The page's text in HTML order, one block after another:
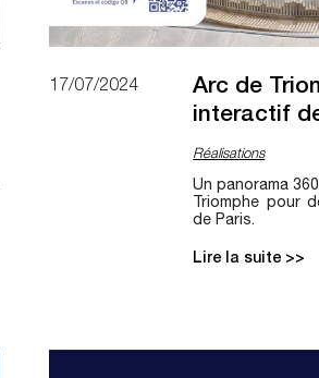
17/07/2024
Arc de
interactif
Réalisations
Un panorama
Triomphe pour
de Paris.
Lire la suite >>